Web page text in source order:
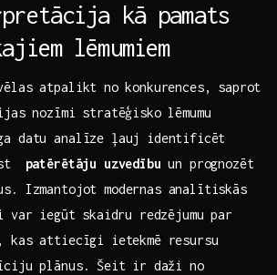
kā pamats
lēmumiem
atpalikt no⁣ konkurences, ⁣saprot
nozīmi stratēģisko‍ lēmumu
datu analīze ‍ļauj identificēt
patērētāju ‌uzvedību un ⁣prognozēt
‌Izmantojot modernas analītiskās
var⁣ iegūt skaidru‍ redzējumu par
kas attiecīgi ietekmē resursu
plānus. ⁢Šeit‍ ir ‌daži no